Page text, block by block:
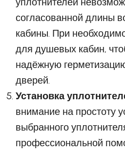
согласованной длины
кабины. При
для душевых кабин,
надёжную
дверей.
Установка
внимание на простоту
выбранного
профессиональной